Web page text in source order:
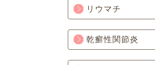
リウマチ
乾癬性関節炎